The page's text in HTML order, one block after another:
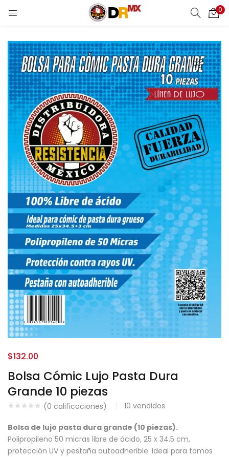
0
Bolsa Cómic Lujo Pasta Dura
Grande 10 piezas
(0 calificaciones) 10 vendidos
$132.00
Bolsa de lujo pasta dura grande (10 piezas).
Polipropileno 50 micras libre de ácido, 25 x 34.5 cm,
protección UV y pestaña autoadherible. Ideal para tomos
Enter your username and password to login.
Remember me
Login
Lost password?